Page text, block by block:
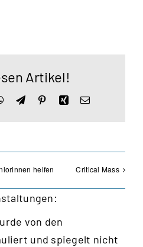
Artikel!
WhatsApp
TelegramPinterestXingE-
helfen Critical Mass
von den
und spiegelt nicht